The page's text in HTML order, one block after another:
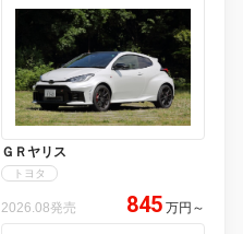
ＧＲヤリス
トヨタ
2026.08発売 845 万円 ～